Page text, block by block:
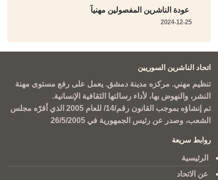
عودة الناشرين المفصولين مهنياً
2024-12-25
اتحاد الناشرين السوريين
تنظيم مهني. مركزه مدينة دمشق. يعمل على رفع مستوى مهنة
النشر، والنهوض بها، لأداء رسالتها الثقافية الإنسانية.
تم إنشاؤه بموجب القانون رقم/14/ للعام 2005 الذي أقرّه مجلس
الشعب، وصدر عن رئيس الجمهورية في 26/5/2005
روابط سريعة
الرئيسية
عن الاتحاد